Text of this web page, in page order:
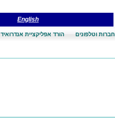
English
חברות וטלפונים הורד אפליקציית אנדרואיד